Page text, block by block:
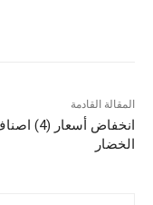
المقالة القادمة
انخفاض أسعار
الخضار